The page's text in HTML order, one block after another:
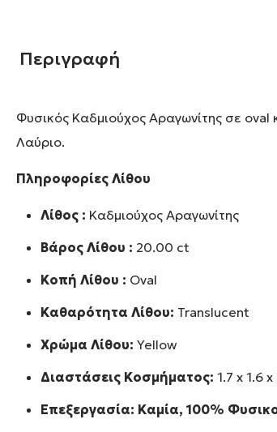
Περιγραφή
Φυσικός Καδμιούχος Αραγωνίτης σε
Λαύριο.
Πληροφορίες Λίθου
Λίθος : Καδμιούχος Αραγωνίτης
Βάρος Λίθου : 20.00 ct
Κοπή Λίθου : Oval
Καθαρότητα Λίθου: Translucent
Χρώμα Λίθου: Yellow
Διαστάσεις Κοσμήματος: 1.7 x 1.6
Επεξεργασία: Καμία, 100%